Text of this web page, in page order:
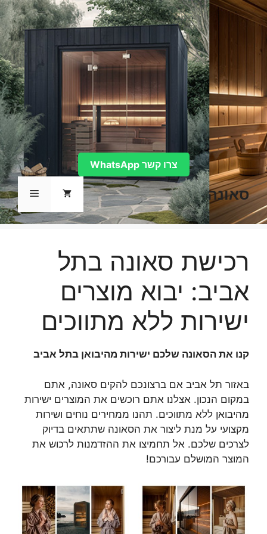
לדלג
לתוכן
סאונה תפריט
צרו קשר WhatsApp
רכישת סאונה בתל
אביב: יבוא מוצרים
ישירות ללא מתווכים
קנו את הסאונה שלכם ישירות מהיבואן בתל אביב
באזור תל אביב אם ברצונכם להקים סאונה, אתם
במקום הנכון. אצלנו אתם רוכשים את המוצרים ישירות
מהיבואן ללא מתווכים. תהנו ממחירים נוחים ושירות
מקצועי על מנת ליצור את הסאונה שתתאים בדיוק
לצרכים שלכם. אל תחמיצו את ההזדמנות לרכוש את
המוצר המושלם עבורכם!